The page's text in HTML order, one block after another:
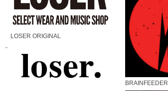
LOSER ORIGINAL
BRAINFEEDER